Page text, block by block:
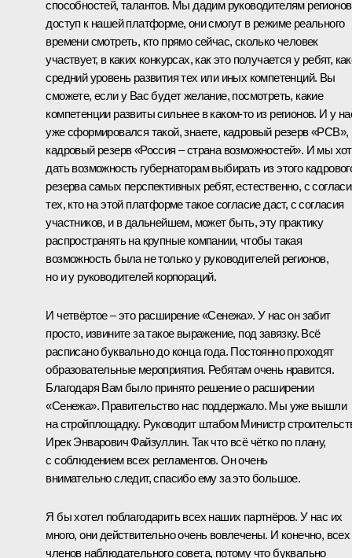
способностей, талантов. Мы дадим руководителям регионов
доступ к нашей платформе, они смогут в режиме реального
времени смотреть, кто прямо сейчас, сколько человек
участвует, в каких конкурсах, как это получается у ребят,
средний уровень развития тех или иных компетенций. Вы
сможете, если у Вас будет желание, посмотреть, какие
компетенции развиты сильнее в каком-то из регионов. И у
уже сформировался такой, знаете, кадровый резерв «РСВ»,
кадровый резерв «Россия – страна возможностей». И мы
дать возможность губернаторам выбирать из этого
резерва самых перспективных ребят, естественно, с
тех, кто на этой платформе такое согласие даст, с согласия
участников, и в дальнейшем, может быть, эту практику
распространять на крупные компании, чтобы такая
возможность была не только у руководителей регионов,
но и у руководителей корпораций.
И четвёртое – это расширение «Сенежа». У нас он забит
просто, извините за такое выражение, под завязку. Всё
расписано буквально до конца года. Постоянно проходят
образовательные мероприятия. Ребятам очень нравится.
Благодаря Вам было принято решение о расширении
«Сенежа». Правительство нас поддержало. Мы уже вышли
на стройплощадку. Руководит штабом Министр
Ирек Энварович Файзуллин. Так что всё чётко по плану,
с соблюдением всех регламентов. Он очень
внимательно следит, спасибо ему за это большое.
Я бы хотел поблагодарить всех наших партнёров. У нас их
много, они действительно очень вовлечены. И конечно, всех
членов наблюдательного совета, потому что буквально